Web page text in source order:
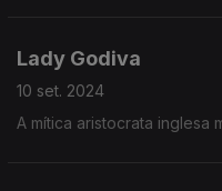
Lady Godiva
10 set. 2024
A mítica aristocrata inglesa